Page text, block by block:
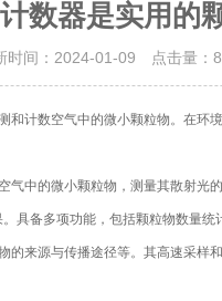
数器是实用的
间：2024-01-09 点击量：
数空气中的微小颗粒物。在环
中的微小颗粒物，测量其散射光
具备多项功能，包括颗粒物数量
来源与传播途径等。其高速采样